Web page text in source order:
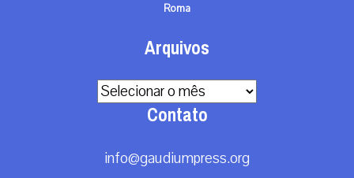
Roma
Arquivos
Arquivos
Contato
info@gaudiumpress.org